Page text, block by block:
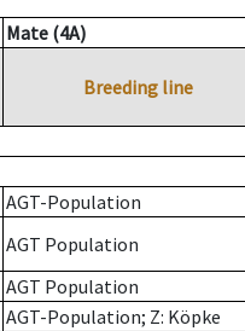
Mate (4A)
Breeding line
AGT-Population
AGT Population
AGT Population
AGT-Population; Z: Köpke